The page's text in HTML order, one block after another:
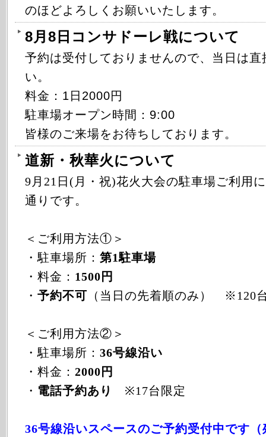
のほどよろしくお願いいたします。
8月8日コンサドーレ戦について
予約は受付しておりませんので、当日は
い。
料金：1日2000円
駐車場オープン時間：9:00
皆様のご来場をお待ちしております。
道新・秋華火について
9月21日(月・祝)花火大会の駐車場ご利用
通りです。
＜ご利用方法①＞
・駐車場所： 第1駐車場
・料金： 1500円
・ 予約不可 （当日の先着順のみ） ※120
＜ご利用方法②＞
・駐車場所： 36号線沿い
・料金： 2000円
・ 電話予約あり ※17台限定
36号線沿いスペースのご予約受付中です